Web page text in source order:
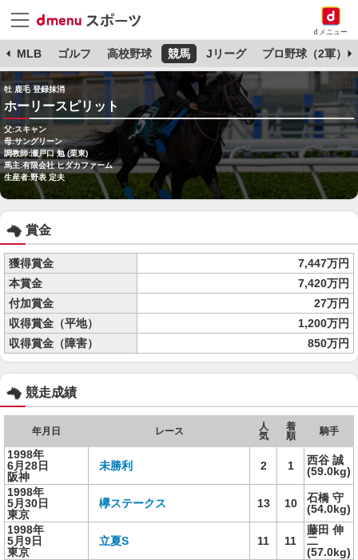
dメニュー
MLB ゴルフ 高校野球 競馬 Jリーグ プロ野球（2軍）
牡 鹿毛 登録抹消
ホーリースピリット
父:スキャン
母:サングリーン
調教師:瀬戸口 勉 (栗東)
馬主:有限会社 ヒダカファーム
生産者:野表 定夫
賞金
獲得賞金
7,447万円
本賞金
7,420万円
付加賞金
27万円
収得賞金（平地）
1,200万円
収得賞金（障害）
850万円
競走成績
年月日 レース
人
気
着
順
騎手
1998年
6月28日
阪神
未勝利 2 1
西谷 誠
(59.0kg)
1998年
5月30日
東京
欅ステークス 13 10
石橋 守
(54.0kg)
1998年
5月9日
東京
立夏S 11 11
藤田 伸
二
(57.0kg)